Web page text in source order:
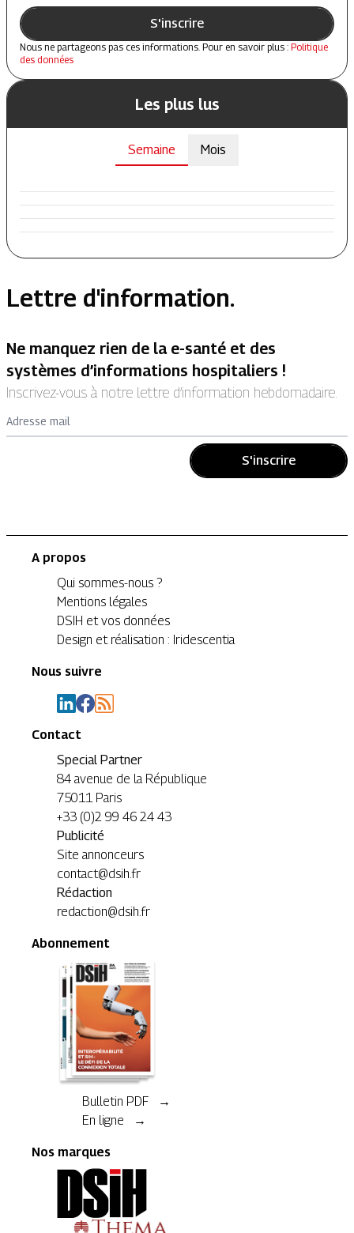
S'inscrire
Nous ne partageons pas ces informations. Pour en savoir plus : Politique
des données
Les plus lus
Semaine Mois
Lettre d'information.
Ne manquez rien de la e-santé et des
systèmes d’informations hospitaliers !
Inscrivez-vous à notre lettre d’information hebdomadaire.
Adresse mail
S'inscrire
A propos
Qui sommes-nous ?
Mentions légales
DSIH et vos données
Design et réalisation : Iridescentia
Nous suivre
Contact
Special Partner
84 avenue de la République
75011 Paris
+33 (0)2 99 46 24 43
Publicité
Site annonceurs
contact@dsih.fr
Rédaction
redaction@dsih.fr
Abonnement
Bulletin PDF →
En ligne →
Nos marques